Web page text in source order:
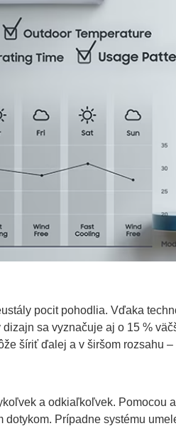
pocit pohodlia. Vďaka
sa vyznačuje aj o 15 %
šíriť ďalej a v širšom rozsahu –
a odkiaľkoľvek. Pomocou
Prípadne systému